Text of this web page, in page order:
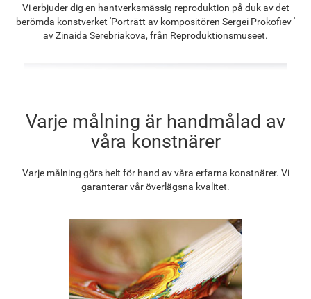
1 326.69kr 1 030.43kr 1 485.61kr 1 337.25kr
Vi erbjuder dig en hantverksmässig reproduktion på duk av det
berömda konstverket 'Porträtt av kompositören Sergei Prokofiev '
av Zinaida Serebriakova, från Reproduktionsmuseet.
Varje målning är handmålad av
våra konstnärer
Varje målning görs helt för hand av våra erfarna konstnärer. Vi
garanterar vår överlägsna kvalitet.